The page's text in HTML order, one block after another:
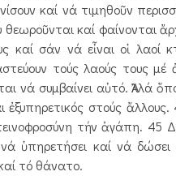
καί νά τιμηθοῦν
θεωροῦνται καί φαίνονται
καί σάν νά εἶναι οἱ λαοί
τούς λαούς τους
νά συμβαίνει αὐτό. Ἀλλά
ἐξυπηρετικός στούς
τήν ἀγάπη. 45
ὑπηρετήσει καί νά
τό θάνατο.